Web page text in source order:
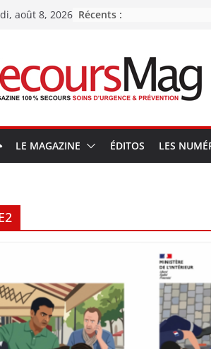
août 8, 2026 Récents :
LE MAGAZINE ÉDITOS LES